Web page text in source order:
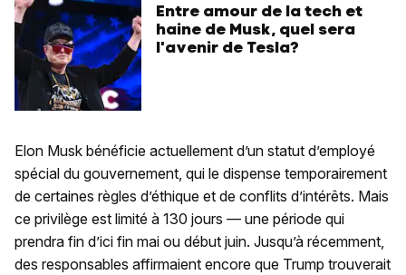
Entre amour de la tech et
haine de Musk, quel sera
l'avenir de Tesla?
Elon Musk bénéficie actuellement d’un statut d’employé
spécial du gouvernement, qui le dispense temporairement
de certaines règles d’éthique et de conflits d’intérêts. Mais
ce privilège est limité à 130 jours — une période qui
prendra fin d’ici fin mai ou début juin. Jusqu’à récemment,
des responsables affirmaient encore que Trump trouverait